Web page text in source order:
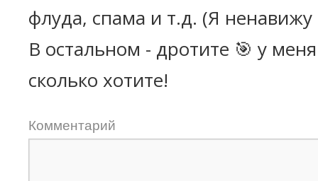
флуда, спама и т.д. (Я ненавижу
В остальном - дротите 🎯 у
сколько хотите!
Комментарий